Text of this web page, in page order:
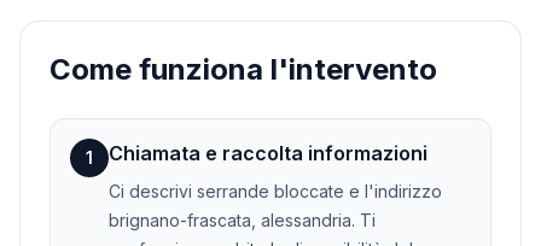
Come funziona l'intervento
1 Chiamata e raccolta informazioni
Ci descrivi serrande bloccate e l'indirizzo
brignano-frascata, alessandria. Ti